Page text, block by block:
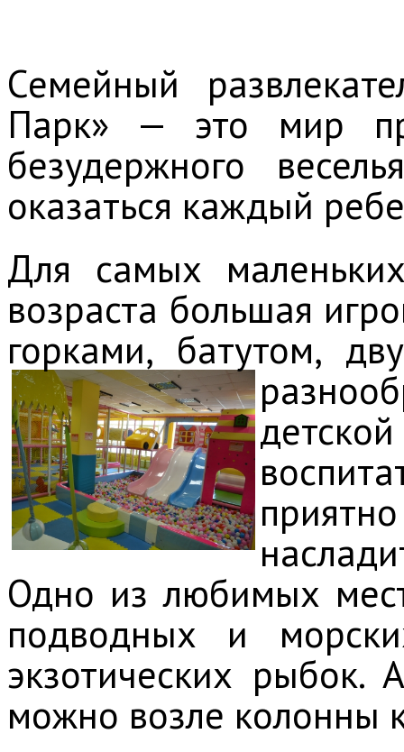
Семейный
Парк» — это мир
безудержного
оказаться каждый
Для самых
возраста большая
горками, батутом,
Одно из любимых
подводных и
экзотических рыбок.
можно возле колонны